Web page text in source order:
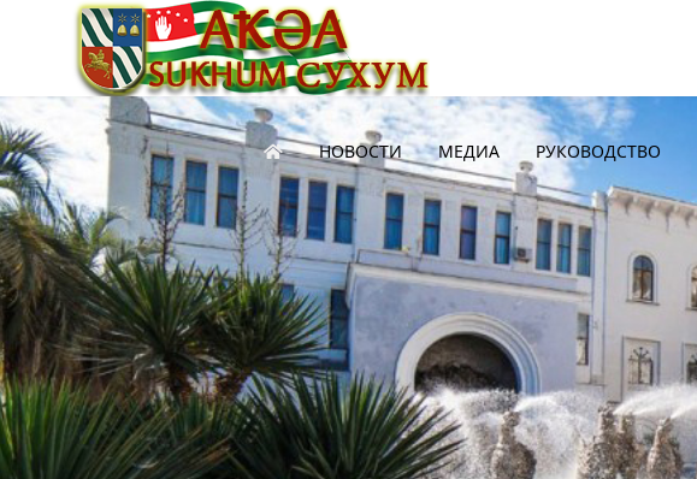
НОВОСТИ МЕДИА РУКОВОДСТВО